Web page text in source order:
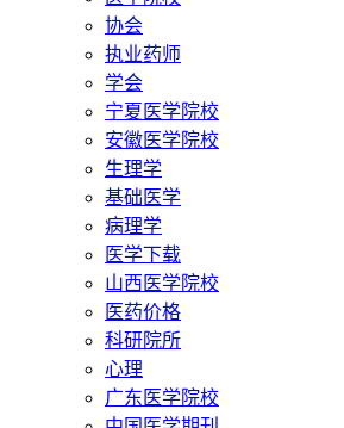
协会
执业药师
学会
宁夏医学院校
安徽医学院校
生理学
基础医学
病理学
医学下载
山西医学院校
医药价格
科研院所
心理
广东医学院校